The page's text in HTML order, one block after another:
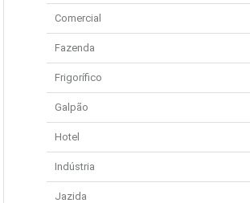
Comercial
Fazenda
Frigorífico
Galpão
Hotel
Indústria
Jazida